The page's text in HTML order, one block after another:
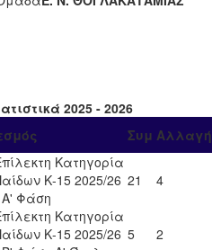
2025 - 2026
Συμ Αλλαγή
Κατηγορία
Κ-15 2025/26
Φάση
21 4
Κατηγορία
Κ-15 2025/26 5 2